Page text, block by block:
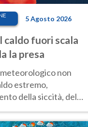
5 Agosto 2026
caldo fuori scala
la presa
non
estremo,
della siccità, del
cambiamento fino